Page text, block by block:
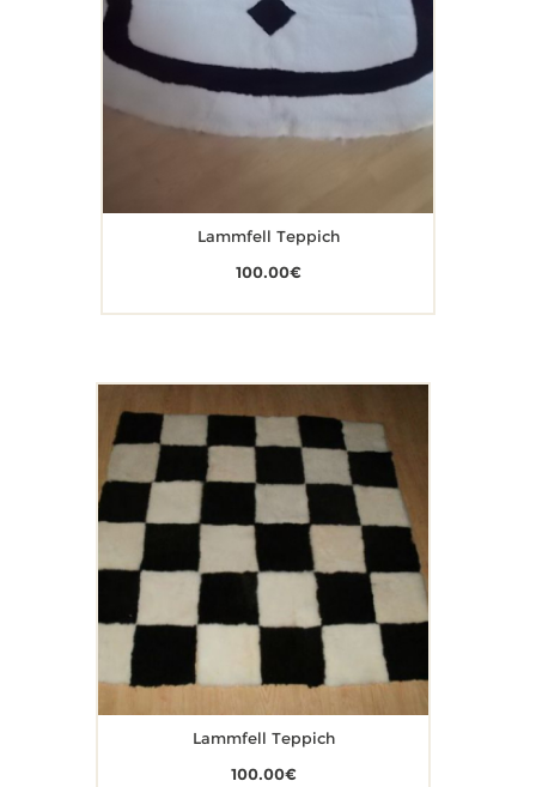
Lammfell Teppich
100.00€
Lammfell Teppich
100.00€